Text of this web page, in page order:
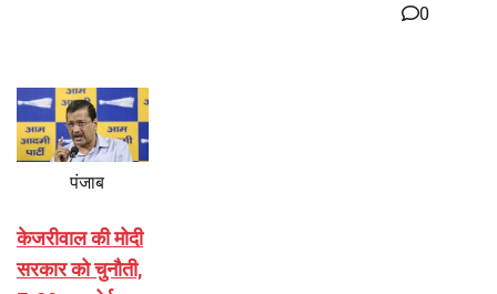
0
पंजाब
केजरीवाल की मोदी
सरकार को चुनौती,